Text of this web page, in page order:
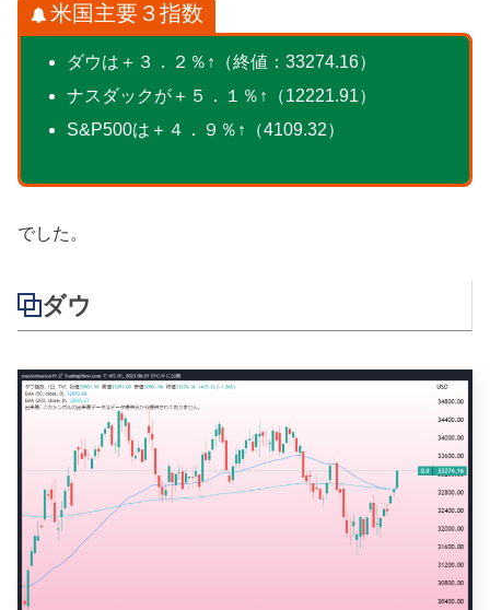
米国主要３指数
ダウは＋３．２％↑（終値：33274.16）
ナスダックが＋５．１％↑（12221.91）
S&P500は＋４．９％↑（4109.32）
でした。
ダウ